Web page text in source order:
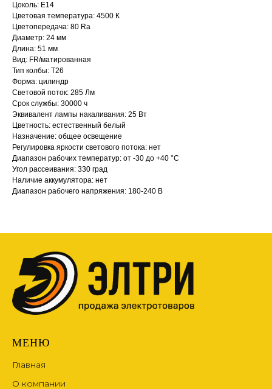
Цоколь: E14
Цветовая температура: 4500 К
Цветопередача: 80 Ra
Диаметр: 24 мм
Длина: 51 мм
Вид: FR/матированная
Тип колбы: T26
Форма: цилиндр
Световой поток: 285 Лм
Срок службы: 30000 ч
Эквивалент лампы накаливания: 25 Вт
Цветность: естественный белый
Назначение: общее освещение
Регулировка яркости светового потока: нет
Диапазон рабочих температур: от -30 до +40 °С
Угол рассеивания: 330 град
Наличие аккумулятора: нет
Диапазон рабочего напряжения: 180-240 В
МЕНЮ
Главная
О компании